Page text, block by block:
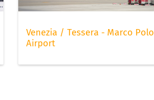
Venezia / Tessera - Marco Polo
Airport